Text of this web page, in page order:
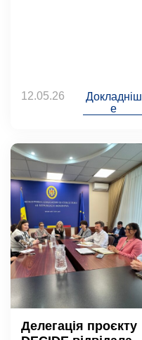
12.05.26
Докладніш
е
Делегація проєкту